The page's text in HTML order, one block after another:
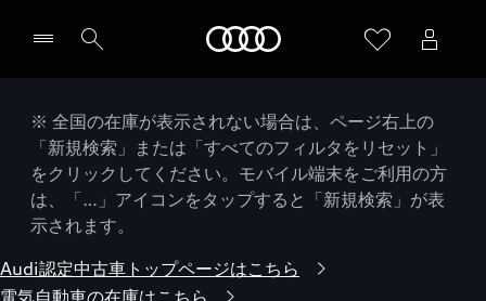
※ 全国の在庫が表示されない場合は、ページ右上の
「新規検索」または「すべてのフィルタをリセット」
をクリックしてください。モバイル端末をご利用の方
は、「…」アイコンをタップすると「新規検索」が表
示されます。
Audi認定中古車トップページはこちら
電気自動車の在庫はこちら